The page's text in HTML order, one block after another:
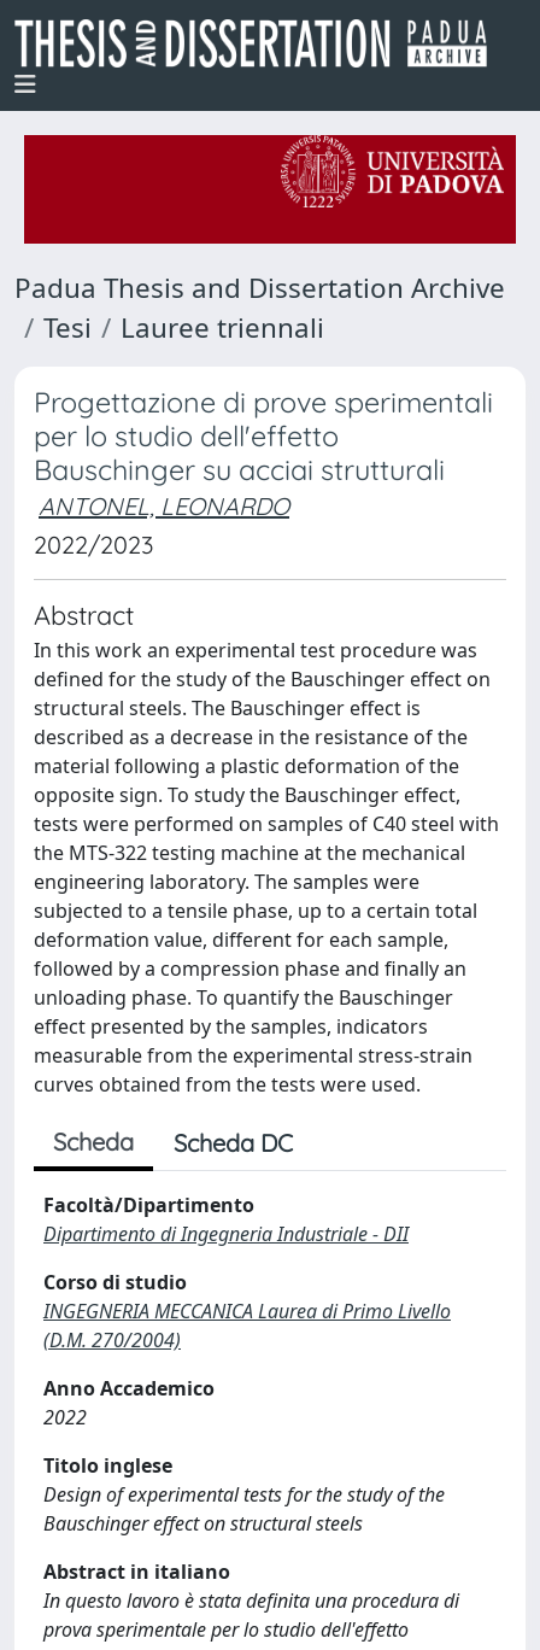
Padua Thesis and Dissertation Archive
Tesi
Lauree triennali
Progettazione di prove sperimentali
per lo studio dell'effetto
Bauschinger su acciai strutturali
ANTONEL, LEONARDO
2022/2023
Abstract
In this work an experimental test procedure was
defined for the study of the Bauschinger effect on
structural steels. The Bauschinger effect is
described as a decrease in the resistance of the
material following a plastic deformation of the
opposite sign. To study the Bauschinger effect,
tests were performed on samples of C40 steel with
the MTS-322 testing machine at the mechanical
engineering laboratory. The samples were
subjected to a tensile phase, up to a certain total
deformation value, different for each sample,
followed by a compression phase and finally an
unloading phase. To quantify the Bauschinger
effect presented by the samples, indicators
measurable from the experimental stress-strain
curves obtained from the tests were used.
Scheda Scheda DC
Facoltà/Dipartimento
Dipartimento di Ingegneria Industriale - DII
Corso di studio
INGEGNERIA MECCANICA Laurea di Primo Livello
(D.M. 270/2004)
Anno Accademico
2022
Titolo inglese
Design of experimental tests for the study of the
Bauschinger effect on structural steels
Abstract in italiano
In questo lavoro è stata definita una procedura di
prova sperimentale per lo studio dell'effetto